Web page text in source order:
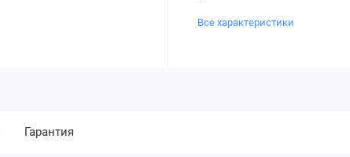
Все характеристики
Гарантия